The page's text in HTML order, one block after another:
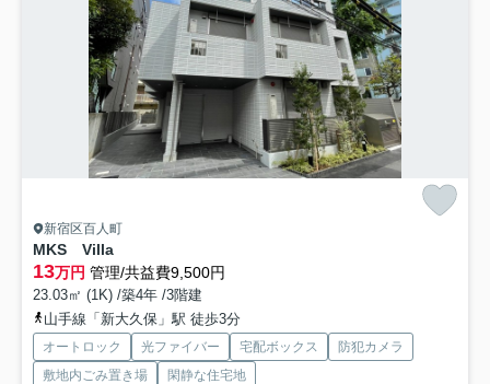
新宿区百人町
MKS Villa
13万円 管理/共益費9,500円
23.03㎡ (1K) /築4年 /3階建
山手線「新大久保」駅 徒歩3分
オートロック 光ファイバー 宅配ボックス
防犯カメラ
敷地内ごみ置き場
閑静な住宅地